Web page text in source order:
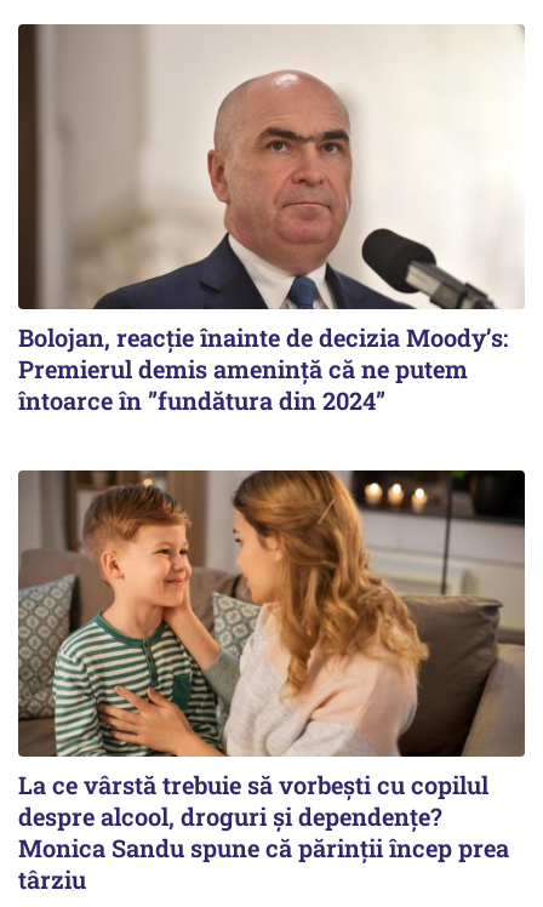
Bolojan, reacție înainte de decizia Moody’s:
Premierul demis amenință că ne putem
întoarce în ”fundătura din 2024”
La ce vârstă trebuie să vorbești cu copilul
despre alcool, droguri și dependențe?
Monica Sandu spune că părinții încep prea
târziu